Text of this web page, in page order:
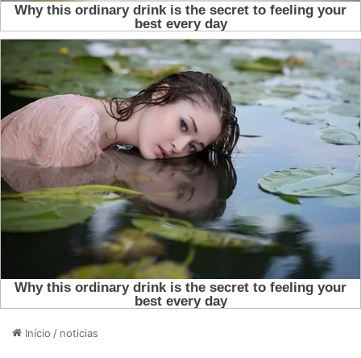
Início / noticias